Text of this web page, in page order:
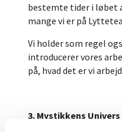
bestemte tider i løbet
mange vi er på
Vi holder som regel
introducerer vores
på, hvad det er vi
3. Mystikkens Univers